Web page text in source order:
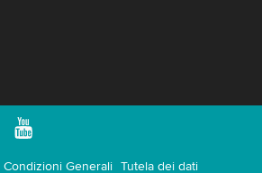
Condizioni Generali Tutela dei dati